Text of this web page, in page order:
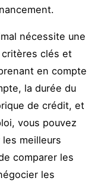
nécessite une
clés et
en compte
la durée du
de crédit, et
vous pouvez
meilleurs
comparer les
les